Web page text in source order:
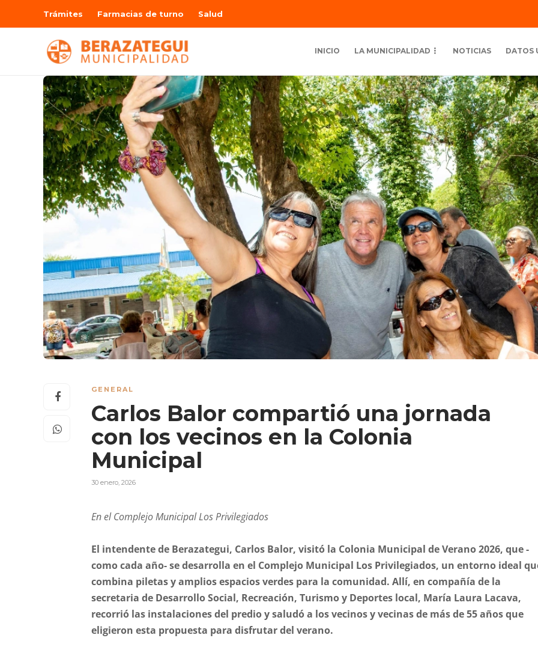
Trámites Farmacias de turno Salud
INICIO LA MUNICIPALIDAD NOTICIAS DATOS
GENERAL
Carlos Balor compartió una jornada
con los vecinos en la Colonia
Municipal
30 enero, 2026
En el ComplejoMunicipalLos Privilegiados
El intendente de Berazategui, Carlos Balor, visitó la Colonia Municipal de Verano 2026, que -
como cada año- se desarrolla en el Complejo Municipal Los Privilegiados, un entorno ideal
combina piletas y amplios espacios verdes para la comunidad. Allí, en compañía de la
secretaria de Desarrollo Social, Recreación, Turismo y Deportes local, María Laura Lacava,
recorrió las instalaciones del predio y saludó a losvecinosy vecinas de más de 55 años que
eligieron esta propuesta para disfrutar del verano.